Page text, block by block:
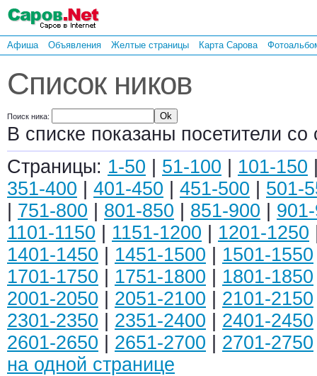
Афиша Объявления Желтые страницы Карта Сарова
Список ников
Поиск ника:
В списке показаны посетители
Страницы: 1-50 51-100 101-150
351-400
401-450 451-500
501-
751-800 801-850 851-900
1101-1150
1151-1200 1201-1250
1401-1450
1451-1500 1501-1550
1701-1750
1751-1800 1801-1850
2001-2050
2051-2100 2101-2150
2301-2350
2351-2400 2401-2450
2601-2650
2651-2700 2701-2750
на одной странице